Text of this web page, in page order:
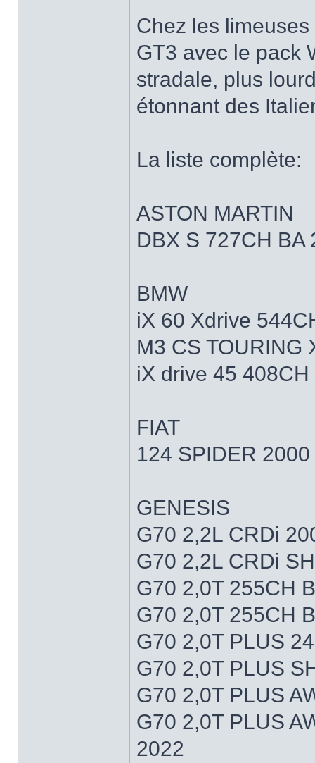
Chez les
GT3 avec le pack
stradale, plus
étonnant des
La liste complète:
ASTON MARTIN
DBX S 727CH BA
BMW
iX 60 Xdrive
M3 CS TOURING
iX drive 45
FIAT
124 SPIDER
GENESIS
G70 2,2L CRDi
G70 2,2L CRDi
G70 2,0T 255CH
G70 2,0T 255CH
G70 2,0T PLUS
G70 2,0T PLUS
G70 2,0T PLUS
G70 2,0T PLUS
2022